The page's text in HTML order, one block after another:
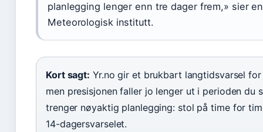
planlegging lenger enn tre dager frem,» sier
Meteorologisk institutt.
Kort sagt: Yr.no gir et brukbart langtidsvarsel
men presisjonen faller jo lenger ut i perioden du
trenger nøyaktig planlegging: stol på time for
14-dagersvarselet.